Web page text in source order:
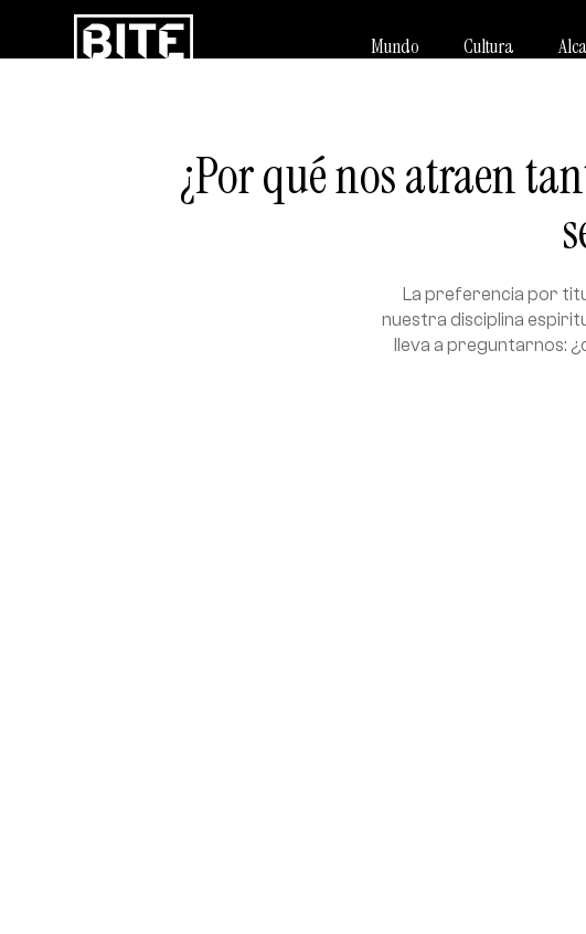
Mundo Cultura
¿Por qué nos atraen
La preferencia por
nuestra disciplina
lleva a preguntarnos: